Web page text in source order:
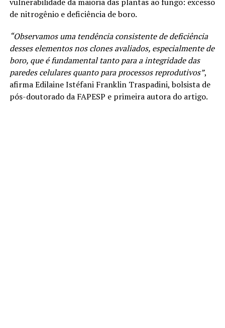
de nitrogênio e deficiência de boro.
“Observamos uma tendência consistente de deficiência
desses elementos nos clones avaliados, especialmente de
boro, que é fundamental tanto para a integridade das
paredes celulares quanto para processos reprodutivos”,
afirma Edilaine Istéfani Franklin Traspadini, bolsista de
pós-doutorado da FAPESP e primeira autora do artigo.